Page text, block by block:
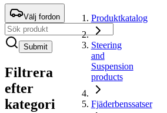
Välj fordon
Submit
Filtrera
efter
kategori
Produktkatalog
Steering
and
Suspension
products
Fjäderbenssatser